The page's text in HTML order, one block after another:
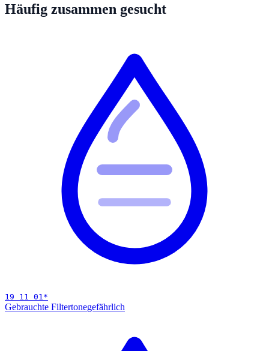
Häufig zusammen gesucht
19 11 01 *
Gebrauchte Filtertonegefährlich